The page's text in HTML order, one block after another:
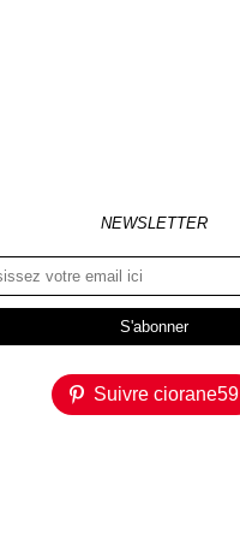
NEWSLETTER
Suivre ciorane59